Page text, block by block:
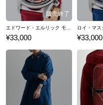
¥33,000 ¥33,000